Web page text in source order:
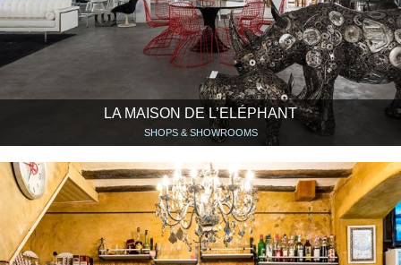
LA MAISON DE L’ELÉPHANT
SHOPS & SHOWROOMS